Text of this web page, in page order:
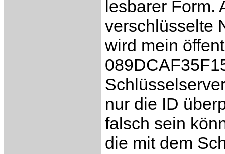
lesbarer Form.
verschlüsselte
wird mein
nur die ID
falsch sein
die mit dem